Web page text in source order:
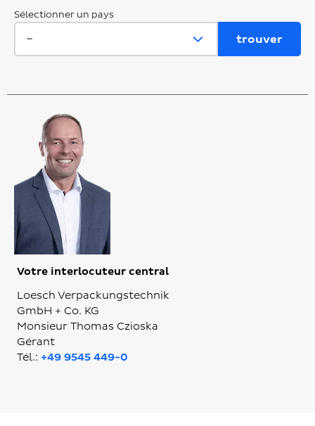
Sélectionner un pays
Votre interlocuteur central
Loesch Verpackungstechnik
GmbH + Co. KG
Monsieur Thomas Czioska
Gérant
Tél.: +49 9545 449-0